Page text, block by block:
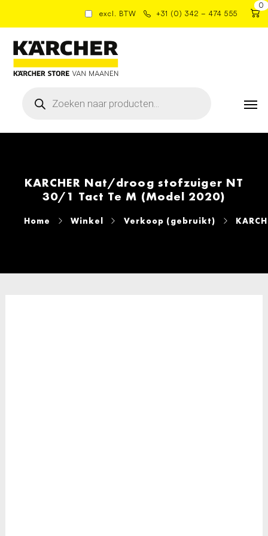
excl. BTW +31 (0) 342 – 474 555
0
zoeken
KARCHER Nat/droog stofzuiger NT
30/1 Tact Te M (Model 2020)
Home Winkel Verkoop (gebruikt)